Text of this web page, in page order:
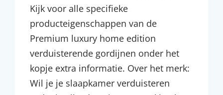
Kijk voor alle specifieke
producteigenschappen van de
Premium luxury home edition
verduisterende gordijnen onder het
kopje extra informatie. Over het merk:
Wil je je slaapkamer verduisteren